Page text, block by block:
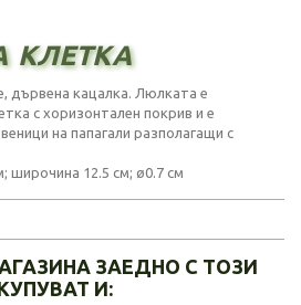
дървена кацалка. Люлката е
с хоризонтален покрив и е
на папагали разполагащи с
широчина 12.5 см; ø0.7 см
ЗАЕДНО С ТОЗИ
И: